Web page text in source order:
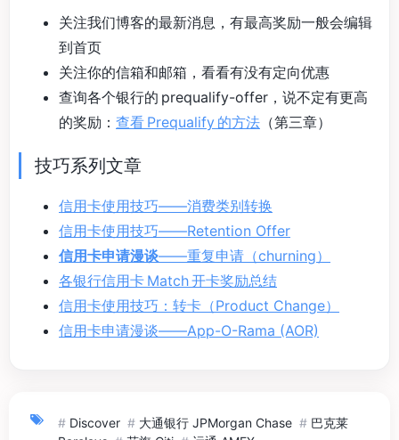
关注我们博客的最新消息，有最高奖励一般会编辑
到首页
关注你的信箱和邮箱，看看有没有定向优惠
查询各个银行的 prequalify-offer，说不定有更高
的奖励： 查看 Prequalify 的方法 （第三章）
技巧系列文章
信用卡使用技巧——消费类别转换
信用卡使用技巧——Retention Offer
信用卡申请漫谈——重复申请（churning）
各银行信用卡 Match 开卡奖励总结
信用卡使用技巧：转卡（Product Change）
信用卡申请漫谈——App-O-Rama (AOR)
# Discover # 大通银行 JPMorgan Chase # 巴克莱